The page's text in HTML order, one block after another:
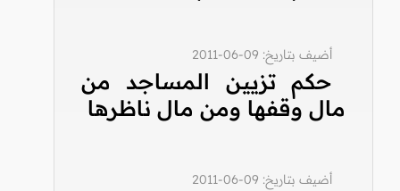
أضيف بتاريخ: 09-06-2011
حكم تزيين المساجد من
مال وقفها ومن مال ناظرها
أضيف بتاريخ: 09-06-2011